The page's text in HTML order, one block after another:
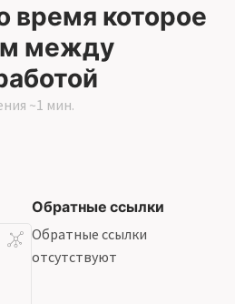
время которое
между
~1 мин.
Обратные ссылки
Обратные ссылки
отсутствуют